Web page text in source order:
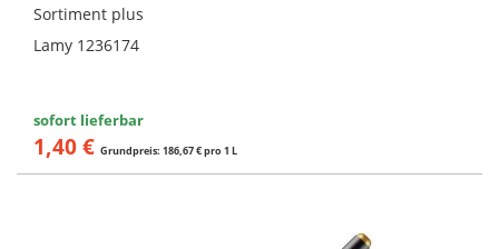
Sortiment plus
Lamy 1236174
sofort lieferbar
1,40 € Grundpreis: 186,67 € pro 1 L